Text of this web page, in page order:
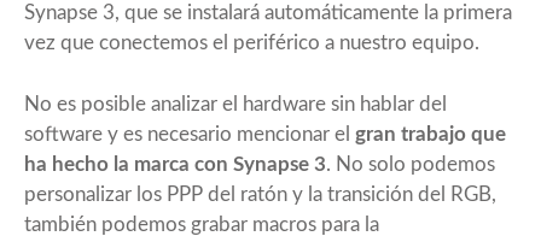
Synapse 3, que se instalará automáticamente la primera
vez que conectemos el periférico a nuestro equipo.
No es posible analizar el hardware sin hablar del
software y es necesario mencionar el gran trabajo que
ha hecho la marca con Synapse 3. No solo podemos
personalizar los PPP del ratón y la transición del RGB,
también podemos grabar macros para la